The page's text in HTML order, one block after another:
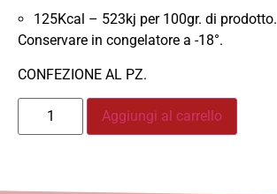
125Kcal – 523kj per 100gr. di prodotto.
Conservare in congelatore a -18°.
CONFEZIONE AL PZ.
Aggiungi al carrello